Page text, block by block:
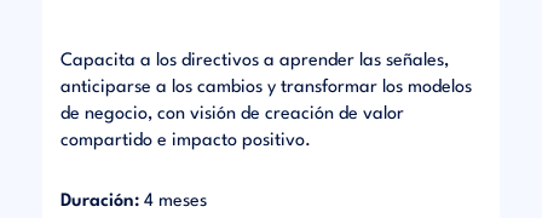
Capacita a los directivos a aprender las señales,
anticiparse a los cambios y transformar los modelos
de negocio, con visión de creación de valor
compartido e impacto positivo.
Duración: 4 meses